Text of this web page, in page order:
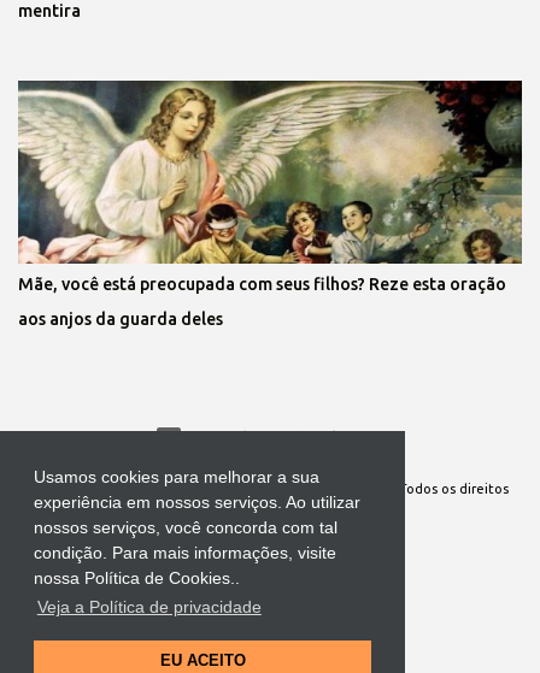
Usamos cookies para melhorar a sua
experiência em nossos serviços. Ao utilizar
nossos serviços, você concorda com tal
condição. Para mais informações, visite
nossa Política de Cookies..
Veja a Política de privacidade
EU ACEITO
mentira
Mãe, você está preocupada com seus filhos? Reze esta oração
aos anjos da guarda deles
Site Oficial da Comunidade Nossa Senhora cuida de mim. Todos os direitos
reservados